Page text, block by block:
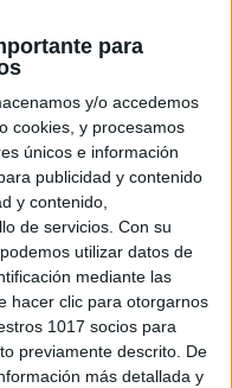
para
y/o accedemos
cookies, y procesamos
únicos e información
publicidad y contenido
y contenido,
de servicios. Con su
utilizar datos de
mediante las
hacer clic para otorgarnos
1017 socios para
previamente descrito. De
más detallada y
juego. En este pack
diferentes colores
a jugar.
de retos están
dificultad. Esto os
los diferentes ritmos
niño sin necesidad
perfil de
darle mucho amor a
cositas bellas que